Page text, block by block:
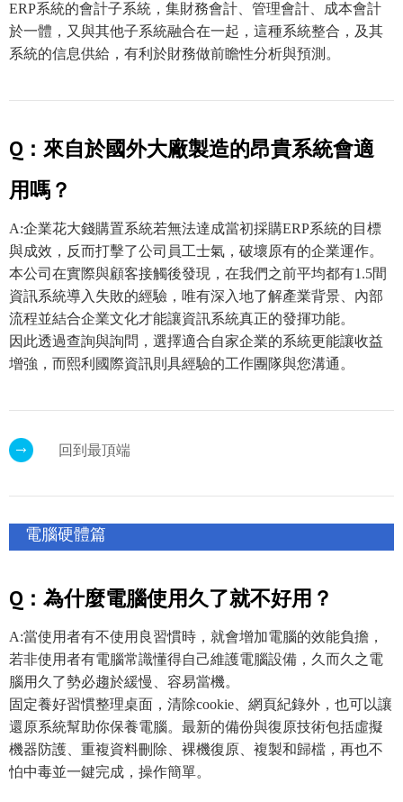
ERP系統的會計子系統，集財務會計、管理會計、成本會計
於一體，又與其他子系統融合在一起，這種系統整合，及其
系統的信息供給，有利於財務做前瞻性分析與預測。
Q：來自於國外大廠製造的昂貴系統會適
用嗎？
A:企業花大錢購置系統若無法達成當初採購ERP系統的目標
與成效，反而打擊了公司員工士氣，破壞原有的企業運作。
本公司在實際與顧客接觸後發現，在我們之前平均都有1.5間
資訊系統導入失敗的經驗，唯有深入地了解產業背景、內部
流程並結合企業文化才能讓資訊系統真正的發揮功能。
因此透過查詢與詢問，選擇適合自家企業的系統更能讓收益
增強，而熙利國際資訊則具經驗的工作團隊與您溝通。
回到最頂端
電腦硬體篇
Q：為什麼電腦使用久了就不好用？
A:當使用者有不使用良習慣時，就會增加電腦的效能負擔，
若非使用者有電腦常識懂得自己維護電腦設備，久而久之電
腦用久了勢必趨於緩慢、容易當機。
固定養好習慣整理桌面，清除cookie、網頁紀錄外，也可以讓
還原系統幫助你保養電腦。最新的備份與復原技術包括虛擬
機器防護、重複資料刪除、裸機復原、複製和歸檔，再也不
怕中毒並一鍵完成，操作簡單。